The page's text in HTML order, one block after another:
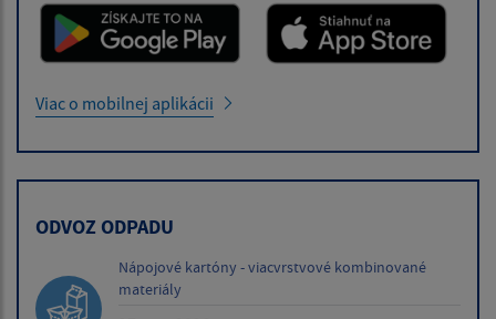
Viac o mobilnej aplikácii
ODVOZ ODPADU
Nápojové kartóny - viacvrstvové kombinované
materiály